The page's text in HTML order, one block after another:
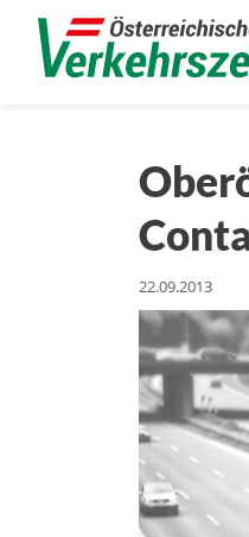
22.09.2013